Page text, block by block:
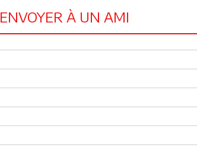
ENVOYER À UN AMI